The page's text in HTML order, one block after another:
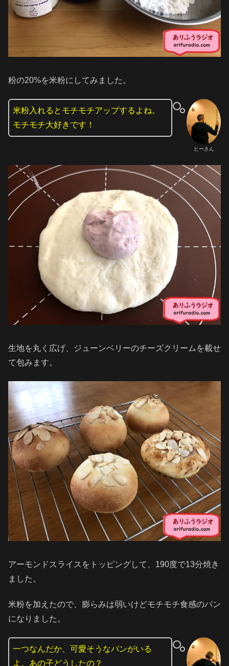
粉の20%を米粉にしてみました。
ヒーさん
米粉入れるとモチモチアップするよね。
モチモチ大好きです！
生地を丸く広げ、ジューンベリーのチーズクリームを載せ
て包みます。
アーモンドスライスをトッピングして、190度で13分焼き
ました。
米粉を加えたので、膨らみは弱いけどモチモチ食感のパン
になりました。
一つなんだか、可愛そうなパンがいる
よ。あの子どうしたの？